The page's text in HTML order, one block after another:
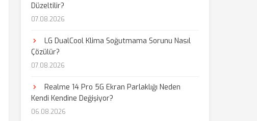
Düzeltilir?
07.08.2026
LG DualCool Klima Soğutmama Sorunu Nasıl
Çözülür?
07.08.2026
Realme 14 Pro 5G Ekran Parlaklığı Neden
Kendi Kendine Değişiyor?
06.08.2026